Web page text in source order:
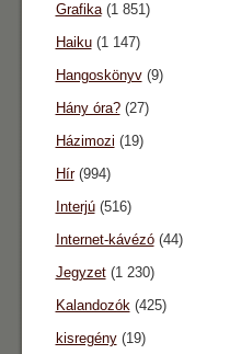
Grafika(1 851)
Haiku(1 147)
Hangoskönyv(9)
Hány óra?(27)
Házimozi (19)
Hír(994)
Interjú(516)
Internet-kávézó(44)
Jegyzet(1 230)
Kalandozók(425)
kisregény(19)